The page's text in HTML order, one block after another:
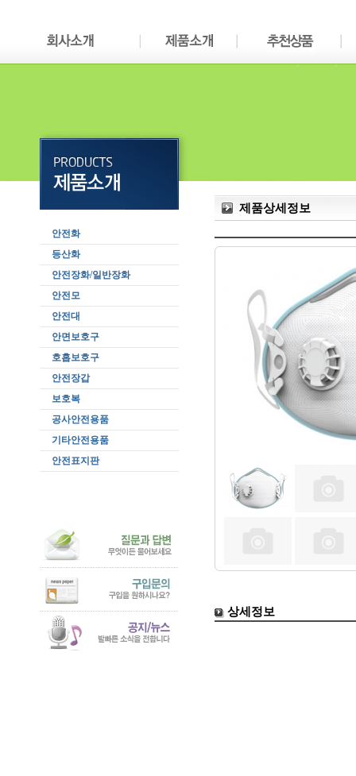
안전화
등산화
안전장화/일반장화
안전모
안전대
안면보호구
호흡보호구
안전장갑
보호복
공사안전용품
기타안전용품
안전표지판
제품상세정보
상세정보